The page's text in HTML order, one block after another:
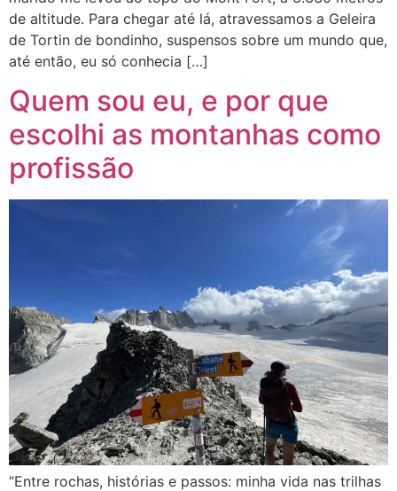
de altitude. Para chegar até lá, atravessamos a Geleira
de Tortin de bondinho, suspensos sobre um mundo que,
até então, eu só conhecia […]
Quem sou eu, e por que
escolhi as montanhas como
profissão
“Entre rochas, histórias e passos: minha vida nas trilhas